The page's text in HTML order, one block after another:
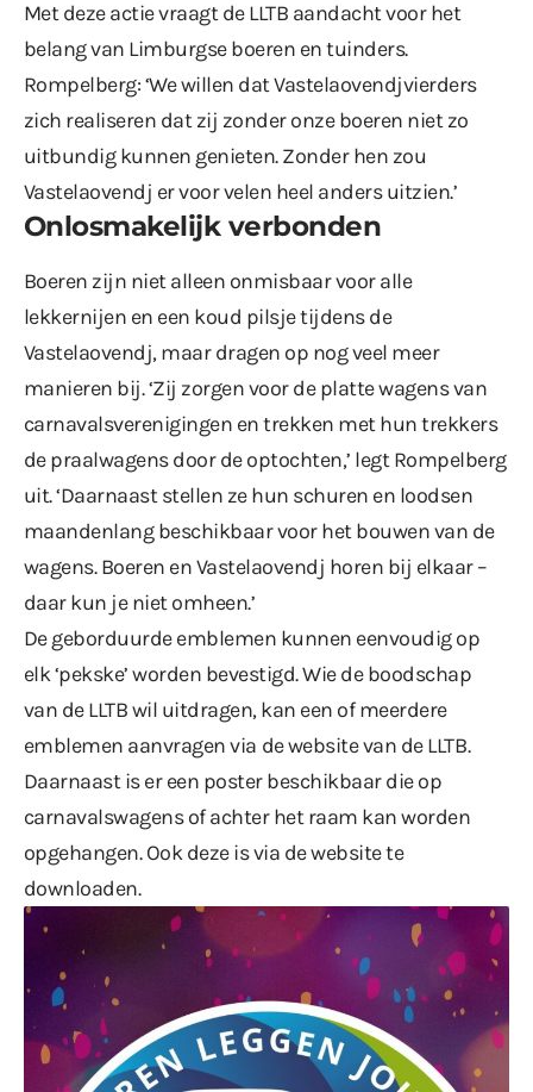
Met deze actie vraagt de LLTB aandacht voor het
belang van Limburgse boeren en tuinders.
Rompelberg: ‘We willen dat Vastelaovendjvierders
zich realiseren dat zij zonder onze boeren niet zo
uitbundig kunnen genieten. Zonder hen zou
Vastelaovendj er voor velen heel anders uitzien.’
Onlosmakelijk verbonden
Boeren zijn niet alleen onmisbaar voor alle
lekkernijen en een koud pilsje tijdens de
Vastelaovendj, maar dragen op nog veel meer
manieren bij. ‘Zij zorgen voor de platte wagens van
carnavalsverenigingen en trekken met hun trekkers
de praalwagens door de optochten,’ legt Rompelberg
uit. ‘Daarnaast stellen ze hun schuren en loodsen
maandenlang beschikbaar voor het bouwen van de
wagens. Boeren en Vastelaovendj horen bij elkaar –
daar kun je niet omheen.’
De geborduurde emblemen kunnen eenvoudig op
elk ‘pekske’ worden bevestigd. Wie de boodschap
van de LLTB wil uitdragen, kan een of meerdere
emblemen aanvragen via de website van de LLTB.
Daarnaast is er een poster beschikbaar die op
carnavalswagens of achter het raam kan worden
opgehangen. Ook deze is via de website te
downloaden.